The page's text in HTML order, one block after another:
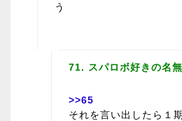
う
71. スパロボ好きの名
>>65
それを言い出したら１